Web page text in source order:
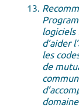
logiciels
d’aider
les
de